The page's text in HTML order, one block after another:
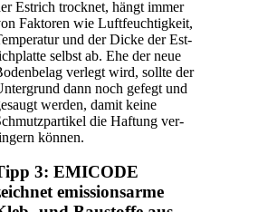
Est­rich trock­net, hängt immer
Fak­to­ren wie Luft­feuch­tig­keit,
und der Dicke der Est­
selbst ab. Ehe der neue
ver­legt wird, soll­te der
dann noch gefegt und
wer­den, damit kei­ne
die Haf­tung ver­
kön­nen.
3: EMICODE
emissionsarme